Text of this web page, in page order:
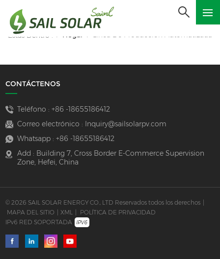
Estás Dentro : Hogar Línea De Producción Automatizada
CONTÁCTENOS
Teléfono : +86 -18655186412
Correo electrónico :
Inquiry@sailsolarpv.com
Whatsapp : +86 -18655186412
Add : Building 7, Cross Border E-Commerce Supervision
Zone, Hefei, China
© 2026 SAIL SOLAR ENERGY CO., LTD Reservados todos los derechos |
MAPA DEL SITIO | XML | POLÍTICA DE PRIVACIDAD
IPv6 RED SOPORTADA